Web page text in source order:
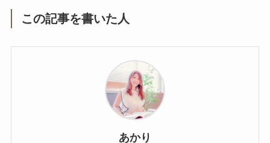
この記事を書いた人
あかり